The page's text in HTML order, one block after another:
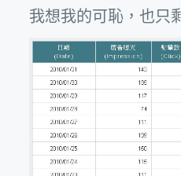
我想我的可恥，也只